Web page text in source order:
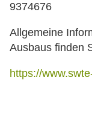
9374676
Allgemeine
Ausbaus finden
https://